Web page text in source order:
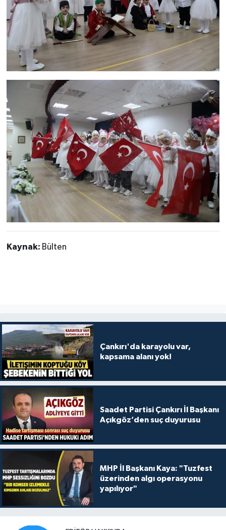
Kaynak: Bülten
Çankırı'da karayolu var,
kapsama alanı yok!
Saadet Partisi Çankırı İl Başkanı
Açıkgöz’den suç duyurusu
MHP İl Başkanı Kaya: "Tuzfest
üzerinden algı operasyonu
yapılıyor"